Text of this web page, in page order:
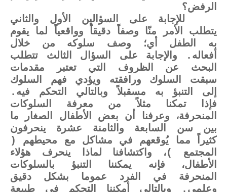
الرفض؟
للإجابة على السؤالين الأول والثاني
يتطلب الأمر منّا وصفاً دقيقاً وواقعياً لما يقوم
به الطفل أي؛ وصف سلوكه من خلال
أفعاله. والإجابة على السؤال الثالث تتطلب
البحث عن الظروف التي تعتبر مقدمات
سبقت السلوك ورافقته ويؤدي فهم السلوك
إلى التنبؤ به مسقبلاً وبالتالي التحكم فيه.
فإذا تمكنا مثلاً من معرفة السلوكات
المنحرفة، وعرفنا أن بعض الأطفال الصغار ما
بين سن السابعة والثامنة عشرة ينحرفون
كثيراً مما يُوقعهم في مشاكل مع محيطهم (
المجتمع )، واكتشافنا لماذا ينحرف هؤلاء
الأطفال، فإنه يمكننا التنبؤ بالسلوكات
المنحرفة في الفرد عموما بشكل دقيق
وعلمي. وبالتالي أمكننا التحكم في طبيعة